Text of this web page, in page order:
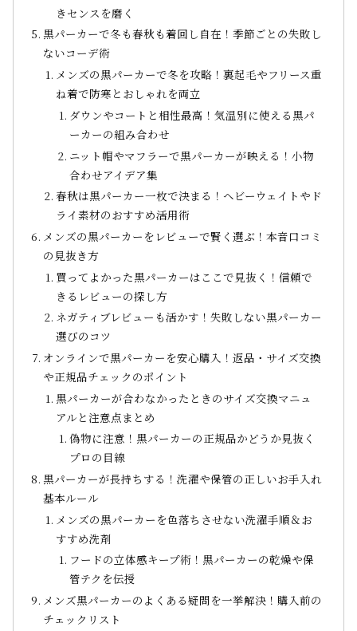
きセンスを磨く
黒パーカーで冬も春秋も着回し自在！季節ごとの失敗し
ないコーデ術
メンズの黒パーカーで冬を攻略！裏起毛やフリース重
ね着で防寒とおしゃれを両立
ダウンやコートと相性最高！気温別に使える黒パ
ーカーの組み合わせ
ニット帽やマフラーで黒パーカーが映える！小物
合わせアイデア集
春秋は黒パーカー一枚で決まる！ヘビーウェイトやド
ライ素材のおすすめ活用術
メンズの黒パーカーをレビューで賢く選ぶ！本音口コミ
の見抜き方
買ってよかった黒パーカーはここで見抜く！信頼で
きるレビューの探し方
ネガティブレビューも活かす！失敗しない黒パーカー
選びのコツ
オンラインで黒パーカーを安心購入！返品・サイズ交換
や正規品チェックのポイント
黒パーカーが合わなかったときのサイズ交換マニュ
アルと注意点まとめ
偽物に注意！黒パーカーの正規品かどうか見抜く
プロの目線
黒パーカーが長持ちする！洗濯や保管の正しいお手入れ
基本ルール
メンズの黒パーカーを色落ちさせない洗濯手順＆お
すすめ洗剤
フードの立体感キープ術！黒パーカーの乾燥や保
管テクを伝授
メンズ黒パーカーのよくある疑問を一挙解決！購入前の
チェックリスト